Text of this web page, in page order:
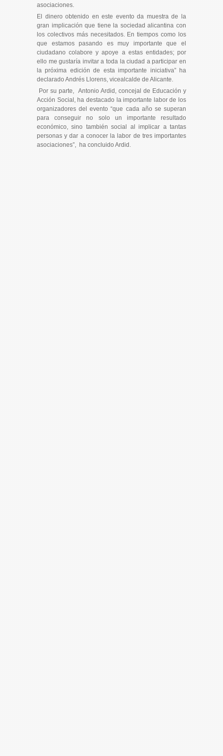
asociaciones.
El dinero obtenido en este evento da muestra de la
gran implicación que tiene la sociedad alicantina con
los colectivos más necesitados. En tiempos como los
que estamos pasando es muy importante que el
ciudadano colabore y apoye a estas entidades; por
ello me gustaría invitar a toda la ciudad a participar en
la próxima edición de esta importante iniciativa” ha
declarado Andrés Llorens, vicealcalde de Alicante.
Por su parte, Antonio Ardid, concejal de Educación y
Acción Social, ha destacado la importante labor de los
organizadores del evento “que cada año se superan
para conseguir no solo un importante resultado
económico, sino también social al implicar a tantas
personas y dar a conocer la labor de tres importantes
asociaciones”, ha concluido Ardid.